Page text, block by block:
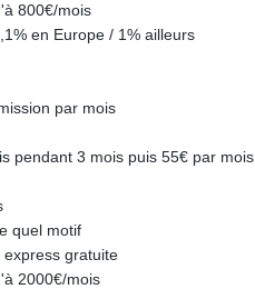
800€/mois
en Europe / 1% ailleurs
par mois
pendant 3 mois puis 55€ par mois
quel motif
gratuite
2000€/mois